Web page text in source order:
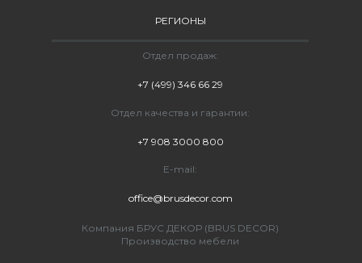
Компания БРУС ДЕКОР (BRUS DECOR)
Производство мебели
Отдел продаж:
+7 (499) 346 66 29
Отдел качества и гарантии:
+7 908 3000 800
E-mail:
office@brusdecor.com
РЕГИОНЫ